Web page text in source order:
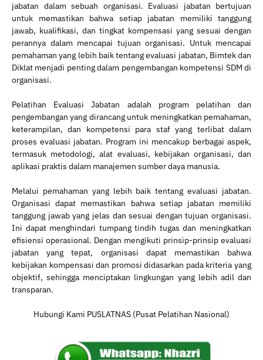
jabatan dalam sebuah organisasi. Evaluasi jabatan bertujuan
untuk memastikan bahwa setiap jabatan memiliki tanggung
jawab, kualifikasi, dan tingkat kompensasi yang sesuai dengan
perannya dalam mencapai tujuan organisasi. Untuk mencapai
pemahaman yang lebih baik tentang evaluasi jabatan, Bimtek dan
Diklat menjadi penting dalam pengembangan kompetensi SDM di
organisasi.
Pelatihan Evaluasi Jabatan adalah program pelatihan dan
pengembangan yang dirancang untuk meningkatkan pemahaman,
keterampilan, dan kompetensi para staf yang terlibat dalam
proses evaluasi jabatan. Program ini mencakup berbagai aspek,
termasuk metodologi, alat evaluasi, kebijakan organisasi, dan
aplikasi praktis dalam manajemen sumber daya manusia.
Melalui pemahaman yang lebih baik tentang evaluasi jabatan.
Organisasi dapat memastikan bahwa setiap jabatan memiliki
tanggung jawab yang jelas dan sesuai dengan tujuan organisasi.
Ini dapat menghindari tumpang tindih tugas dan meningkatkan
efisiensi operasional. Dengan mengikuti prinsip-prinsip evaluasi
jabatan yang tepat, organisasi dapat memastikan bahwa
kebijakan kompensasi dan promosi didasarkan pada kriteria yang
objektif, sehingga menciptakan lingkungan yang lebih adil dan
transparan.
Hubungi Kami PUSLATNAS (Pusat Pelatihan Nasional)